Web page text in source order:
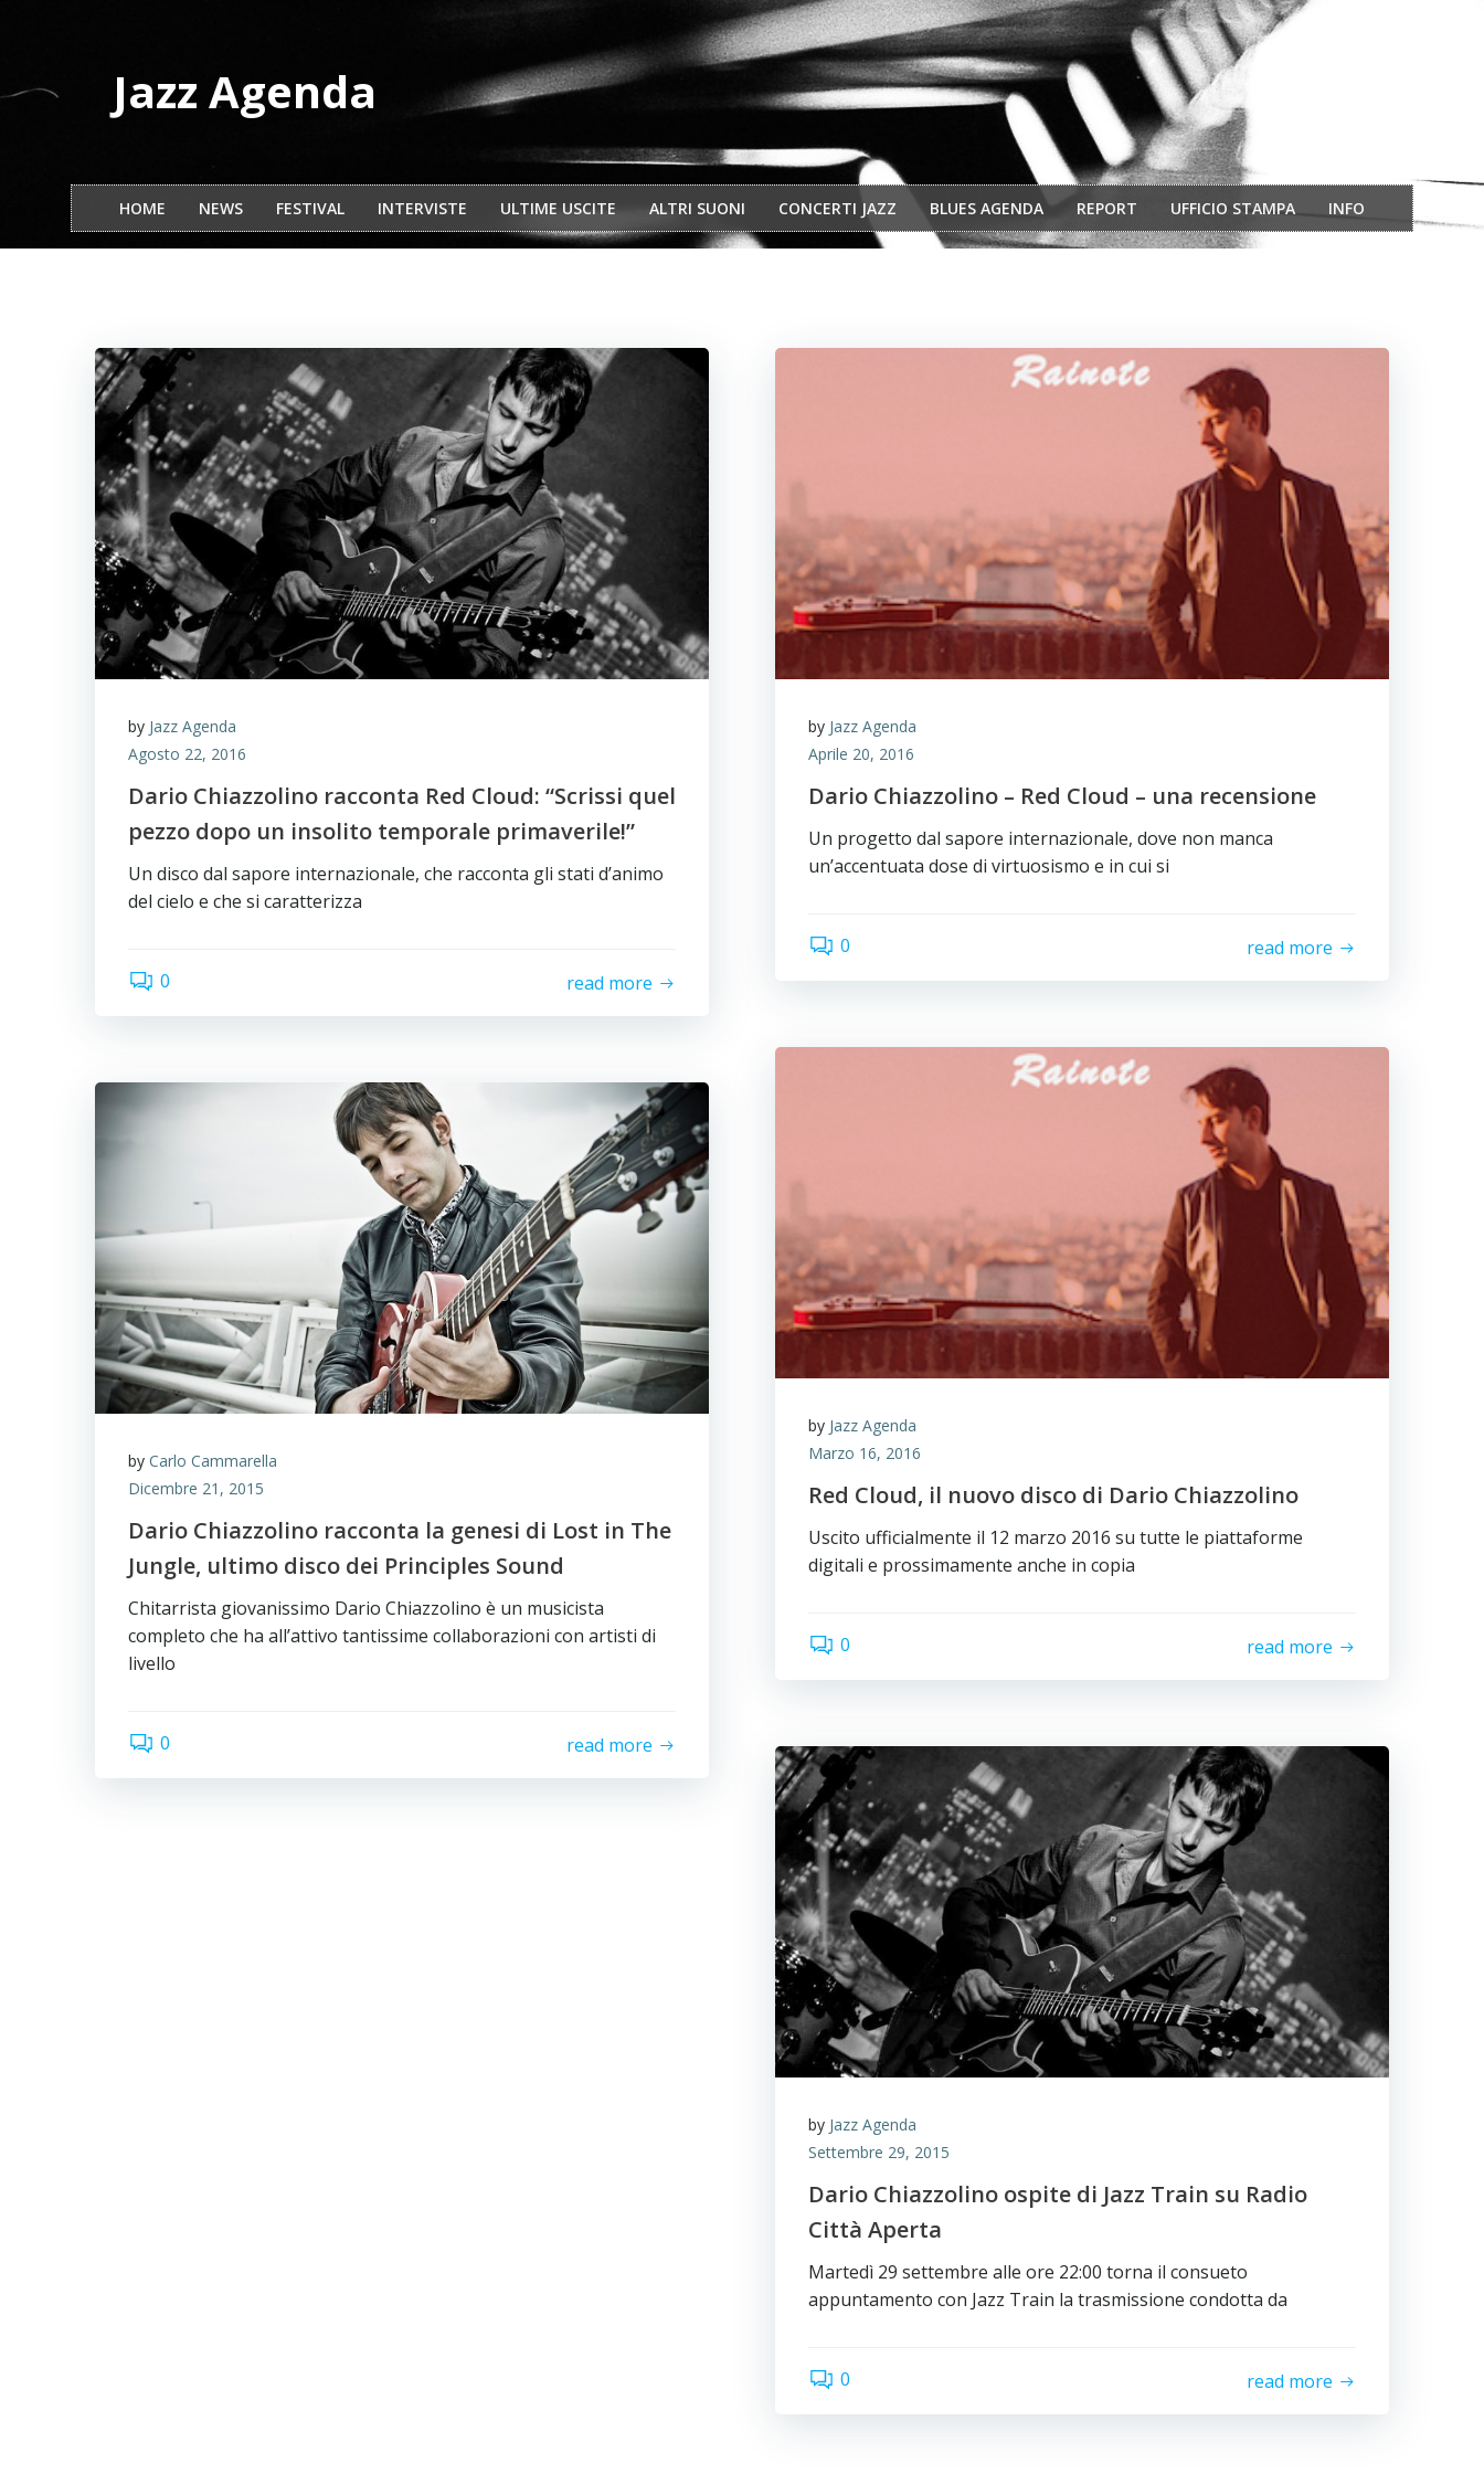
Jazz Agenda
HOME NEWS FESTIVAL INTERVISTE ULTIME USCITE ALTRI SUONI CONCERTI JAZZ BLUES AGENDA REPORT UFFICIO STAMPA INFO
by Jazz Agenda
Agosto 22, 2016
Dario Chiazzolino racconta Red Cloud: “Scrissi quel
pezzo dopo un insolito temporale primaverile!”
Un disco dal sapore internazionale, che racconta gli stati d’animo
del cielo e che si caratterizza
0 read more
by Jazz Agenda
Aprile 20, 2016
Dario Chiazzolino – Red Cloud – una recensione
Un progetto dal sapore internazionale, dove non manca
un’accentuata dose di virtuosismo e in cui si
0 read more
by Jazz Agenda
Marzo 16, 2016
Red Cloud, il nuovo disco di Dario Chiazzolino
Uscito ufficialmente il 12 marzo 2016 su tutte le piattaforme
digitali e prossimamente anche in copia
0 read more
by Carlo Cammarella
Dicembre 21, 2015
Dario Chiazzolino racconta la genesi di Lost in The
Jungle, ultimo disco dei Principles Sound
Chitarrista giovanissimo Dario Chiazzolino è un musicista
completo che ha all’attivo tantissime collaborazioni con artisti di
livello
0 read more
by Jazz Agenda
Settembre 29, 2015
Dario Chiazzolino ospite di Jazz Train su Radio
Città Aperta
Martedì 29 settembre alle ore 22:00 torna il consueto
appuntamento con Jazz Train la trasmissione condotta da
0 read more